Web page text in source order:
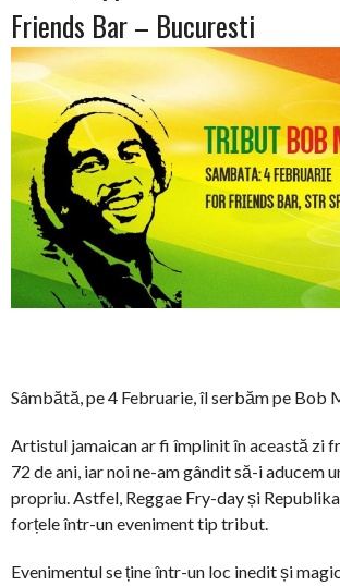
Friends Bar – Bucuresti
Sâmbătă, pe 4 Februarie, îl serbăm pe Bob
Artistul jamaican ar fi împlinit în această zi
72 de ani, iar noi ne-am gândit să-i aducem
propriu. Astfel, Reggae Fry-day și
forțele într-un eveniment tip tribut.
Evenimentul se ține într-un loc inedit și